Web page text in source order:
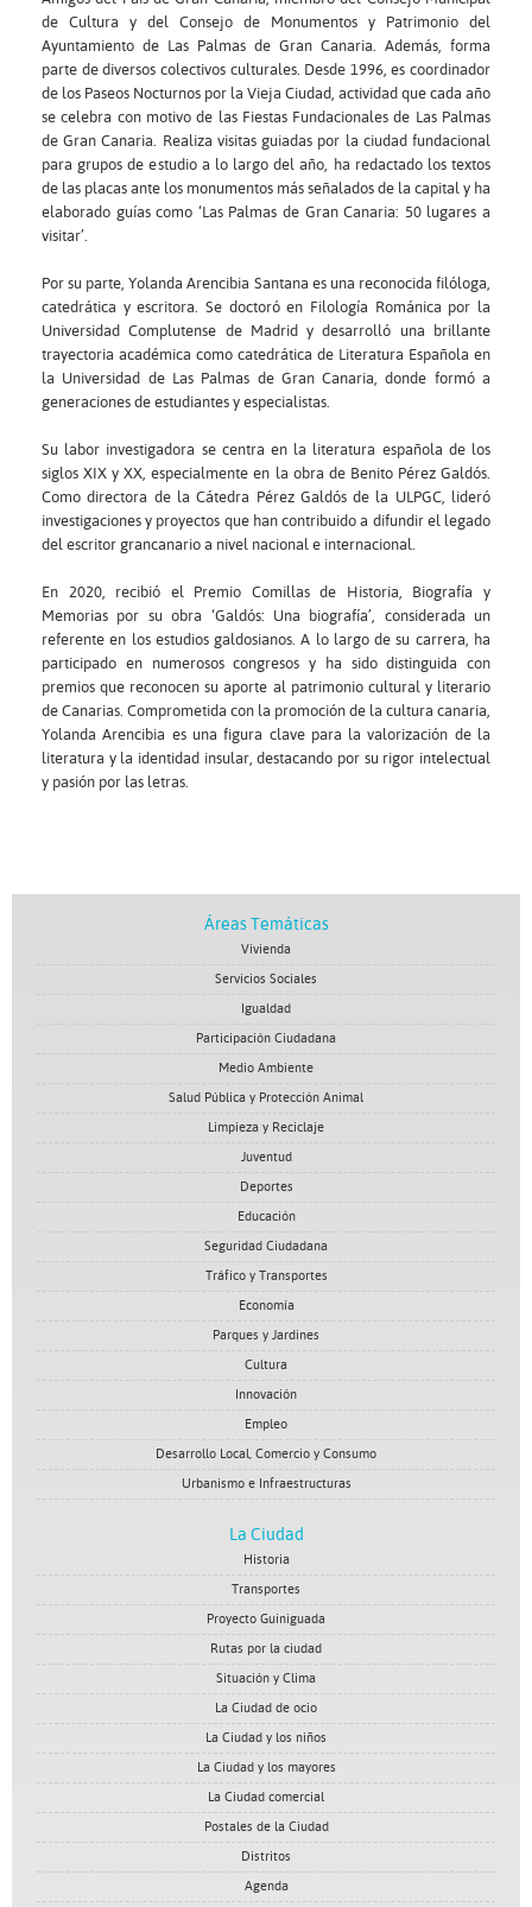
de Cultura y del Consejo de Monumentos y Patrimonio del
Ayuntamiento de Las Palmas de Gran Canaria. Además, forma
parte de diversos colectivos culturales. Desde 1996, es coordinador
de los Paseos Nocturnos por la Vieja Ciudad, actividad que cada año
se celebra con motivo de las Fiestas Fundacionales de Las Palmas
de Gran Canaria. Realiza visitas guiadas por la ciudad fundacional
para grupos de estudio a lo largo del año, ha redactado los textos
de las placas ante los monumentos más señalados de la capital y ha
elaborado guías como ‘Las Palmas de Gran Canaria: 50 lugares a
visitar’.
Por su parte, Yolanda Arencibia Santana es una reconocida filóloga,
catedrática y escritora. Se doctoró en Filología Románica por la
Universidad Complutense de Madrid y desarrolló una brillante
trayectoria académica como catedrática de Literatura Española en
la Universidad de Las Palmas de Gran Canaria, donde formó a
generaciones de estudiantes y especialistas.
Su labor investigadora se centra en la literatura española de los
siglos XIX y XX, especialmente en la obra de Benito Pérez Galdós.
Como directora de la Cátedra Pérez Galdós de la ULPGC, lideró
investigaciones y proyectos que han contribuido a difundir el legado
del escritor grancanario a nivel nacional e internacional.
En 2020, recibió el Premio Comillas de Historia, Biografía y
Memorias por su obra ‘Galdós: Una biografía’, considerada un
referente en los estudios galdosianos. A lo largo de su carrera, ha
participado en numerosos congresos y ha sido distinguida con
premios que reconocen su aporte al patrimonio cultural y literario
de Canarias. Comprometida con la promoción de la cultura canaria,
Yolanda Arencibia es una figura clave para la valorización de la
literatura y la identidad insular, destacando por su rigor intelectual
y pasión por las letras.
Áreas Temáticas
Vivienda
Servicios Sociales
Igualdad
Participación Ciudadana
Medio Ambiente
Salud Pública y Protección Animal
Limpieza y Reciclaje
Juventud
Deportes
Educación
Seguridad Ciudadana
Tráfico y Transportes
Economía
Parques y Jardines
Cultura
Innovación
Empleo
Desarrollo Local, Comercio y Consumo
Urbanismo e Infraestructuras
La Ciudad
Historia
Transportes
Proyecto Guiniguada
Rutas por la ciudad
Situación y Clima
La Ciudad de ocio
La Ciudad y los niños
La Ciudad y los mayores
La Ciudad comercial
Postales de la Ciudad
Distritos
Agenda